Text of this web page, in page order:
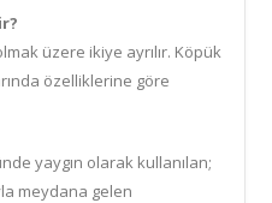
üzere ikiye ayrılır. Köpük
özelliklerine göre
yaygın olarak kullanılan;
meydana gelen